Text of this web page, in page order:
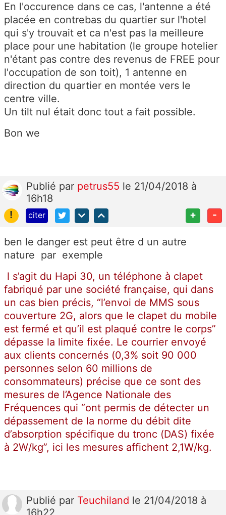
En l'occurence dans ce cas, l'antenne a été
placée en contrebas du quartier sur l'hotel
qui s'y trouvait et ca n'est pas la meilleure
place pour une habitation (le groupe hotelier
n'étant pas contre des revenus de FREE pour
l'occupation de son toit), 1 antenne en
direction du quartier en montée vers le
centre ville.
Un tilt nul était donc tout a fait possible.
Bon we
Publié par petrus55 le 21/04/2018 à
16h18
!
citer + -
ben le danger est peut être d un autre
nature par exemple
l s’agit du Hapi 30, un téléphone à clapet
fabriqué par une société française, qui dans
un cas bien précis, “l’envoi de MMS sous
couverture 2G, alors que le clapet du mobile
est fermé et qu’il est plaqué contre le corps”
dépasse la limite fixée. Le courrier envoyé
aux clients concernés (0,3% soit 90 000
personnes selon 60 millions de
consommateurs) précise que ce sont des
mesures de l’Agence Nationale des
Fréquences qui “ont permis de détecter un
dépassement de la norme du débit dite
d’absorption spécifique du tronc (DAS) fixée
à 2W/kg”, ici les mesures affichent 2,1W/kg.
Publié par Teuchiland le 21/04/2018 à
16h22